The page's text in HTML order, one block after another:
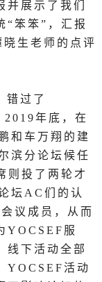
展示了我们
“笨笨”，汇报
生老师的点评
错过了
年底，在
和车万翔的建
滨分论坛候任
则投了两轮才
坛AC们的认
议成员，从而
YOCSEF服
线下活动全部
YOCSEF活动